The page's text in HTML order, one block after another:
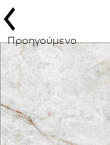
ΛΑΤΟΜΕΙΑ
ΠΡΟΪΟΝΤΑ
Προηγούμενο